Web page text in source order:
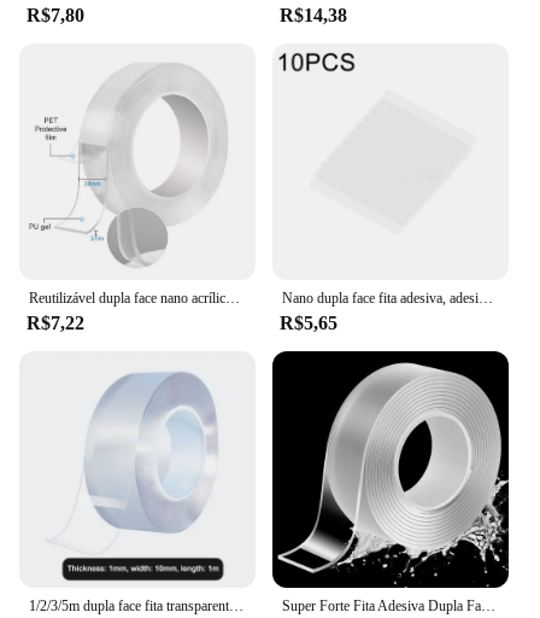
R$7,80 R$14,38
Reutilizável dupla face nano acrílico cola gadget, adesivos selantes, super forte, limpável, duas caras, 3 m A +
R$7,22
Nano dupla face fita adesiva, adesivo de parede impermeável, não-marcação, lavável, auto-adesivo, dupla face, fita forte, fácil armazenamento
R$5,65
Super Forte Fita Adesiva Dupla Face, Heavy Duty, Cozinha, Banheiro, Impermeável, Adesivo de Parede Reutilizável, Nano Tapes, Dupla Face